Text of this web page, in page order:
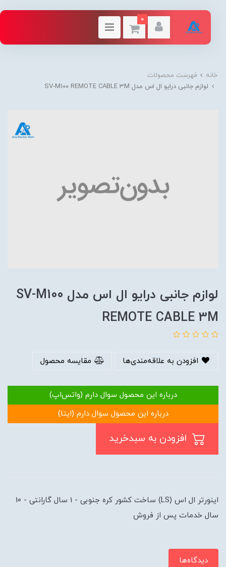
0
خانه
فهرست محصولات
لوازم جانبی درایو ال اس مدل SV-M100 REMOTE CABLE 3M
لوازم جانبی درایو ال اس مدل SV-M100
REMOTE CABLE 3M
افزودن به علاقه‌مندی‌ها مقایسه محصول
درباره این محصول سوال دارم (واتس‌اپ)
درباره این محصول سوال دارم (ایتا)
اینورتر ال اس (LS) ساخت کشور کره جنوبی - 1 سال گارانتی - 10
سال خدمات پس از فروش
دیدگاه‌ها